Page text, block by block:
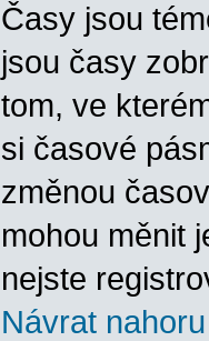
Časy jsou
jsou časy
tom, ve
si časové
změnou
mohou měnit
nejste
Návrat nahoru